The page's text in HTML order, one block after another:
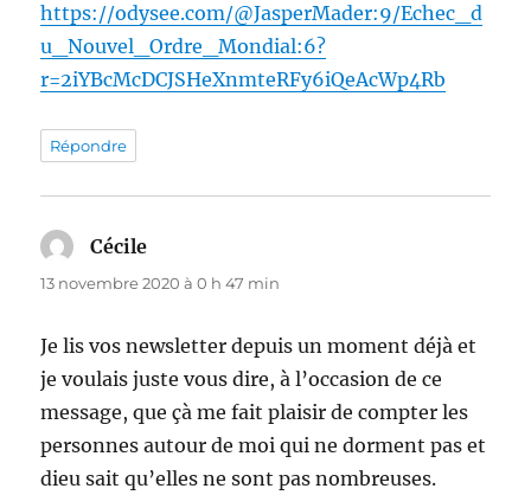
https://odysee.com/@JasperMader:9/Echec_d
u_Nouvel_Ordre_Mondial:6?
r=2iYBcMcDCJSHeXnmteRFy6iQeAcWp4Rb
Répondre
Cécile
13 novembre 2020 à 0 h 47 min
Je lis vos newsletter depuis un moment déjà et
je voulais juste vous dire, à l’occasion de ce
message, que çà me fait plaisir de compter les
personnes autour de moi qui ne dorment pas et
dieu sait qu’elles ne sont pas nombreuses.